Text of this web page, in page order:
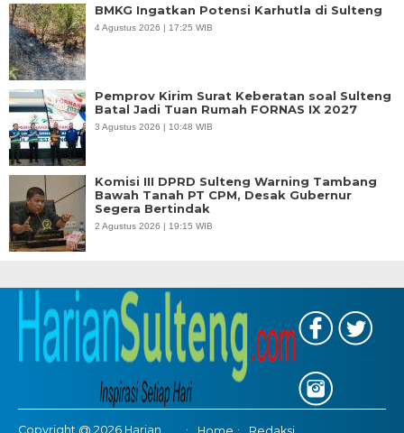
BMKG Ingatkan Potensi Karhutla di Sulteng
4 Agustus 2026 | 17:25 WIB
Pemprov Kirim Surat Keberatan soal Sulteng
Batal Jadi Tuan Rumah FORNAS IX 2027
3 Agustus 2026 | 10:48 WIB
Komisi III DPRD Sulteng Warning Tambang
Bawah Tanah PT CPM, Desak Gubernur
Segera Bertindak
2 Agustus 2026 | 19:15 WIB
Copyright @ 2026 Harian